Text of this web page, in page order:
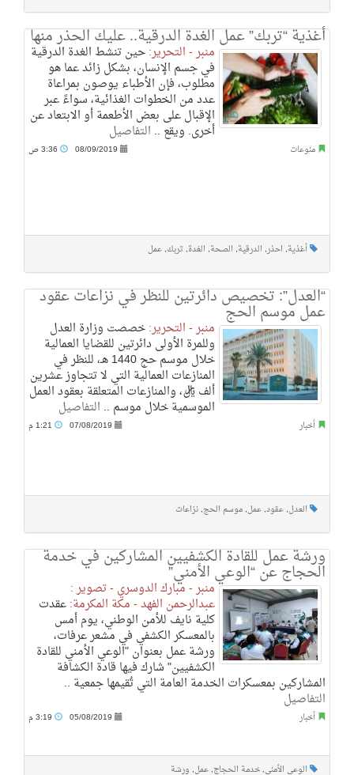
أغذية “تربك” عمل الغدة الدرقية.. عليك الحذر منها
منبر - التحرير:حين تنشط الغدة الدرقية
في جسم الإنسان، بشكل زائد عما هو
مطلوب، فإن الأطباء يوصون بمراعاة
عدد من الخطوات الغذائية، سواءً عبر
الإقبال على بعض الأطعمة أو الابتعاد عن
أخرى. ويقع .. التفاصيل
منوعات 08/09/2019
أغذية, احذر, الدرقية, الصحة, الغدة, تربك, عمل
“العدل”: تخصيص دائرتين للنظر في نزاعات عقود
عمل موسم الحج
منبر - التحرير:خصصت وزارة العدل
وللمرة الأولى دائرتين للقضايا العمالية
خلال موسم حج 1440 هـ، للنظر في
المنازعات العمالية التي لا تتجاوز عشرين
ألف ريال، والمنازعات المتعلقة بعقود العمل
الموسمية خلال موسم .. التفاصيل
أخبار 07/08/2019
العدل, عقود, عمل, موسم الحج, نزاعات
ورشة عمل للقادة الكشفيين المشاركين في خدمة
الحجاج عن “الوعي الأمني”
منبر - مبارك الدوسري - تصوير :
عبدالرحمن الفهد - مكة المكرمة:عقدت
كلية نايف للأمن الوطني، يوم أمس
بالمعسكر الكشفي في مشعر عرفات،
ورشة عمل بعنوان "الوعي الأمني للقادة
الكشفيين" شارك فيها قادة الكشافة
المشاركين بمعسكرات الخدمة العامة التي تُقيمها جمعية ..
التفاصيل
أخبار 05/08/2019
الوعي الأمني, خدمة الحجاج, عمل, ورشة